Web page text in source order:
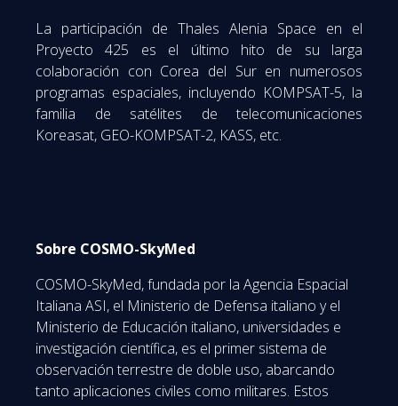
La participación de Thales Alenia Space en el
Proyecto 425 es el último hito de su larga
colaboración con Corea del Sur en numerosos
programas espaciales, incluyendo KOMPSAT-5, la
familia de satélites de telecomunicaciones
Koreasat, GEO-KOMPSAT-2, KASS, etc.
Sobre COSMO-SkyMed
COSMO-SkyMed, fundada por la Agencia Espacial
Italiana ASI, el Ministerio de Defensa italiano y el
Ministerio de Educación italiano, universidades e
investigación científica, es el primer sistema de
observación terrestre de doble uso, abarcando
tanto aplicaciones civiles como militares. Estos